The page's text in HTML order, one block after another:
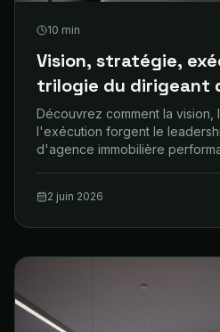
10 min
Vision, stratégie,
trilogie du dirigeant
performant
Découvrez comment la vision,
l'exécution forgent le
d'agence immobilière
2 juin 2026